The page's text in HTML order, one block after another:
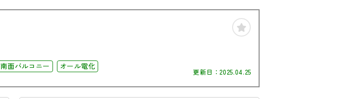
南面バルコニー オール電化
更新日：2025.04.25